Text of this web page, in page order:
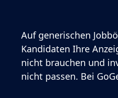
Auf generischen
Kandidaten Ihre
nicht brauchen und
nicht passen. Bei